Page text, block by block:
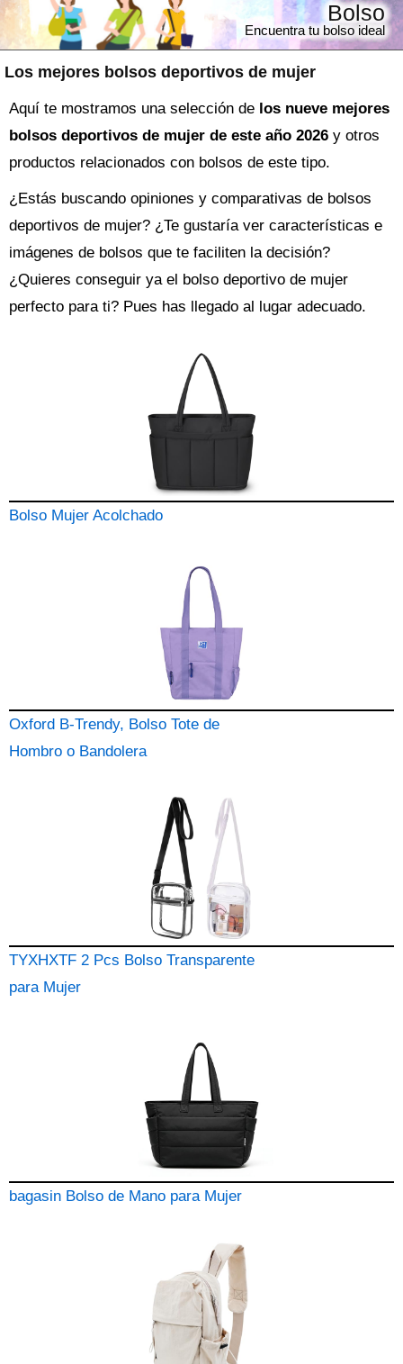
Los mejores bolsos deportivos de mujer
Bolso
Encuentra tu bolso ideal
Aquí te mostramos una selección de los nueve mejores
bolsos deportivos de mujer de este año 2026 y otros
productos relacionados con bolsos de este tipo.
¿Estás buscando opiniones y comparativas de bolsos
deportivos de mujer? ¿Te gustaría ver características e
imágenes de bolsos que te faciliten la decisión?
¿Quieres conseguir ya el bolso deportivo de mujer
perfecto para ti? Pues has llegado al lugar adecuado.
Bolso Mujer Acolchado
Oxford B-Trendy, Bolso Tote de
Hombro o Bandolera
TYXHXTF 2 Pcs Bolso Transparente
para Mujer
bagasin Bolso de Mano para Mujer